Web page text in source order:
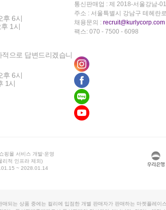
후 6시
1시
으로 답변드리겠습니
후 6시
1시
통신판매업 : 제 2018-서울강남-
주소 : 서울특별시 강남구 테헤란
채용문의 : recruit@kurlycorp.com
팩스: 070 - 7500 - 6098
핑몰 서비스 개발·운영
리적 인프라 제외)
~ 2028.01.14
매되는 상품 중에는 컬리에 입점한 개별 판매자가 판매하는 마켓플레이